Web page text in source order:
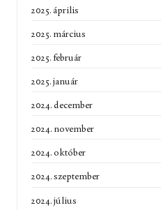
2025. április
2025. március
2025. február
2025. január
2024. december
2024. november
2024. október
2024. szeptember
2024. július